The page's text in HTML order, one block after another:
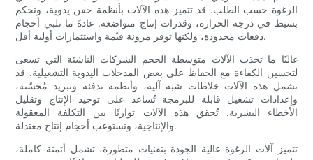
الرغوة حسب الطلب. قد تتميز هذه الآلات بأنظمة حقن يدوية، وتحكم
بسيط في درجة الحرارة، وقدرات إنتاج متواضعة. عادةً ما تلبي أحجام
دفعات محدودة، ولكنها توفر مرونة قيّمة واستثمارات أولية أقل.
غالبًا ما تجذب الآلات متوسطة الحجم الشركات الناشئة التي تسعى
لتحسين الكفاءة مع الحفاظ على بعض المدخلات اليدوية التشغيلية. قد
تشمل هذه الآلات خلاطات شبه آلية، وأنظمة تدفئة وتبريد مُحسّنة،
وإعدادات تشغيل قابلة للبرمجة تُساعد على توحيد الإنتاج وتقليل
الأخطاء البشرية. تُحقق هذه الآلات توازنًا بين التكلفة المعقولة
والإنتاجية، وتستوعب أحجام إنتاج معتدلة.
تتميز آلات الرغوة عالية الجودة بتقنيات متطورة، تشمل أتمتة كاملة،